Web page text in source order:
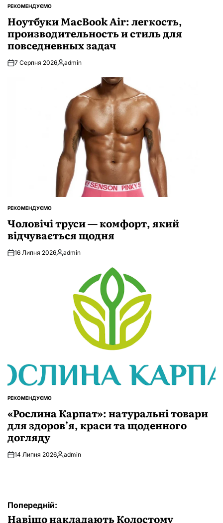
ОПУБЛІКУВАТИ
РЕКОМЕНДУЄМО
Ноутбуки MacBook Air: легкость,
производительность и стиль для
повседневных задач
7 Серпня 2026Опубліковано
admin
ОПУБЛІКУВАТИ
РЕКОМЕНДУЄМО
Чоловічі труси — комфорт, який
відчувається щодня
16 Липня 2026Опубліковано
admin
ОПУБЛІКУВАТИ
РЕКОМЕНДУЄМО
«Рослина Карпат»: натуральні товари
для здоров’я, краси та щоденного
догляду
14 Липня 2026Опубліковано
admin
Навігація
записів
Попередній:
Навіщо накладають Колостому